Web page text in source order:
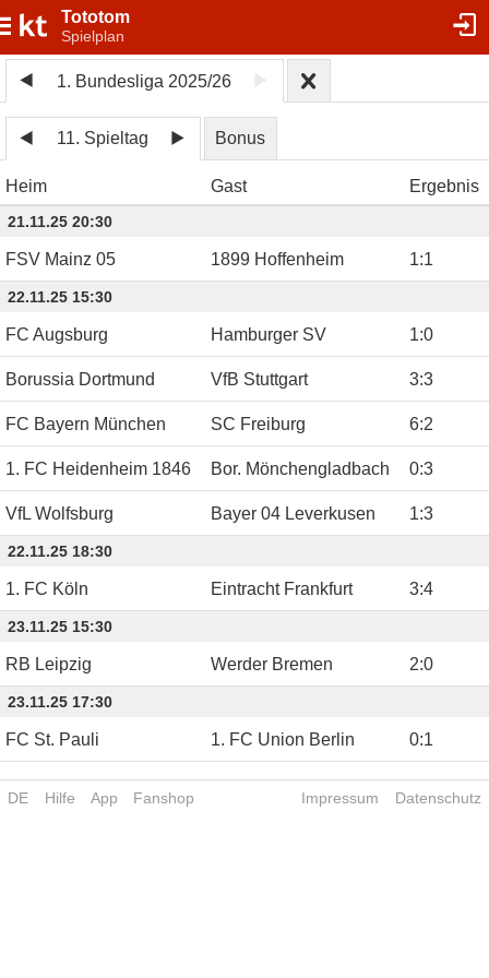
Tototom
Spielplan
1. Bundesliga 2025/26
11. Spieltag Bonus
Heim Gast Ergebnis
21.11.25 20:30
FSV Mainz 05 1899 Hoffenheim 1:1
22.11.25 15:30
FC Augsburg Hamburger SV 1:0
Borussia Dortmund VfB Stuttgart 3:3
FC Bayern München SC Freiburg 6:2
1. FC Heidenheim 1846 Bor. Mönchengladbach 0:3
VfL Wolfsburg Bayer 04 Leverkusen 1:3
22.11.25 18:30
1. FC Köln Eintracht Frankfurt 3:4
23.11.25 15:30
RB Leipzig Werder Bremen 2:0
23.11.25 17:30
FC St. Pauli 1. FC Union Berlin 0:1
DE Hilfe App Fanshop Impressum Datenschutz